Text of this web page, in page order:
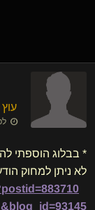
לפני 7
* בבלוג הוספתי
לא ניתן למחוק
&blog_id=93145